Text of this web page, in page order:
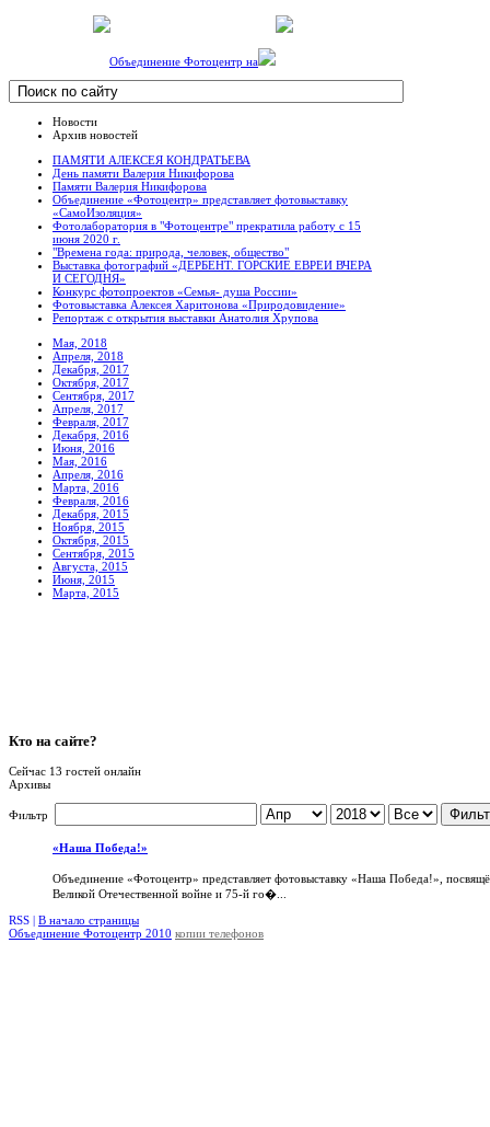
Объединение Фотоцентр на
Новости
Архив новостей
ПАМЯТИ АЛЕКСЕЯ КОНДРАТЬЕВА
День памяти Валерия Никифорова
Памяти Валерия Никифорова
Объединение «Фотоцентр» представляет фотовыставку
«СамоИзоляция»
Фотолаборатория в "Фотоцентре" прекратила работу с 15
июня 2020 г.
"Времена года: природа, человек, общество"
Выставка фотографий «ДЕРБЕНТ. ГОРСКИЕ ЕВРЕИ ВЧЕРА
И СЕГОДНЯ»
Конкурс фотопроектов «Семья- душа России»
Фотовыставка Алексея Харитонова «Природовидение»
Репортаж с открытия выставки Анатолия Хрупова
Мая, 2018
Апреля, 2018
Декабря, 2017
Октября, 2017
Сентября, 2017
Апреля, 2017
Февраля, 2017
Декабря, 2016
Июня, 2016
Мая, 2016
Апреля, 2016
Марта, 2016
Февраля, 2016
Декабря, 2015
Ноября, 2015
Октября, 2015
Сентября, 2015
Августа, 2015
Июня, 2015
Марта, 2015
Кто на сайте?
Сейчас 13 гостей онлайн
Архивы
Фильтр
«Наша Победа!»
Объединение «Фотоцентр» представляет фотовыставку «Наша Победа!»,
Великой Отечественной войне и 75-й го�...
RSS | В начало страницы
Объединение Фотоцентр 2010 копии телефонов